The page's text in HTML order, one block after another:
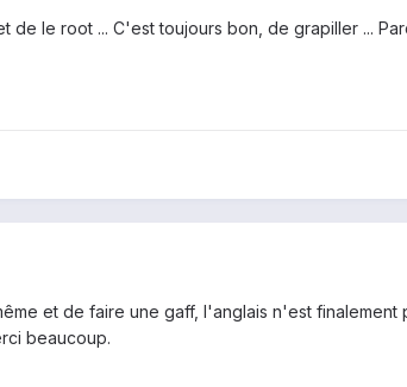
de le root ... C'est toujours bon, de grapiller ...
et de faire une gaff, l'anglais n'est
beaucoup.